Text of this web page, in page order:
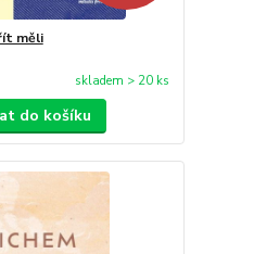
měli
skladem > 20 ks
do košíku